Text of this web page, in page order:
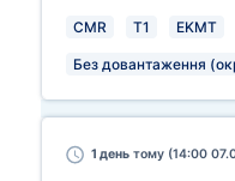
CMR T1 EKMT
Без довантаження
1 день тому (14:00